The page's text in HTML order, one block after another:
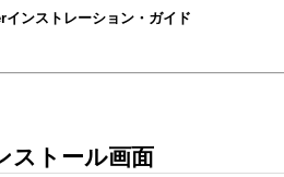
ンストレーション・ガイド
ストール画面